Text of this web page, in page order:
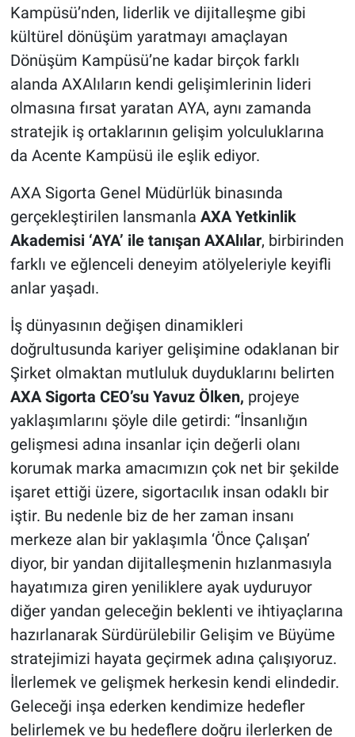
Kampüsü’nden, liderlik ve dijitalleşme gibi
kültürel dönüşüm yaratmayı amaçlayan
Dönüşüm Kampüsü’ne kadar birçok farklı
alanda AXAlıların kendi gelişimlerinin lideri
olmasına fırsat yaratan AYA, aynı zamanda
stratejik iş ortaklarının gelişim yolculuklarına
da Acente Kampüsü ile eşlik ediyor.
AXA Sigorta Genel Müdürlük binasında
gerçekleştirilen lansmanla AXA Yetkinlik
Akademisi ‘AYA’ ile tanışan AXAlılar, birbirinden
farklı ve eğlenceli deneyim atölyeleriyle keyifli
anlar yaşadı.
İş dünyasının değişen dinamikleri
doğrultusunda kariyer gelişimine odaklanan bir
Şirket olmaktan mutluluk duyduklarını belirten
AXA Sigorta CEO’su Yavuz Ölken, projeye
yaklaşımlarını şöyle dile getirdi: “İnsanlığın
gelişmesi adına insanlar için değerli olanı
korumak marka amacımızın çok net bir şekilde
işaret ettiği üzere, sigortacılık insan odaklı bir
iştir. Bu nedenle biz de her zaman insanı
merkeze alan bir yaklaşımla ‘Önce Çalışan’
diyor, bir yandan dijitalleşmenin hızlanmasıyla
hayatımıza giren yeniliklere ayak uyduruyor
diğer yandan geleceğin beklenti ve ihtiyaçlarına
hazırlanarak Sürdürülebilir Gelişim ve Büyüme
stratejimizi hayata geçirmek adına çalışıyoruz.
İlerlemek ve gelişmek herkesin kendi elindedir.
Geleceği inşa ederken kendimize hedefler
belirlemek ve bu hedeflere doğru ilerlerken de